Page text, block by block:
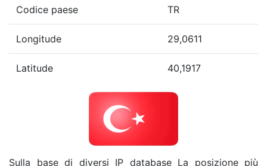
Codice paese TR
Longitude 29,0611
Latitude 40,1917
Sulla base di diversi IP database La posizione più